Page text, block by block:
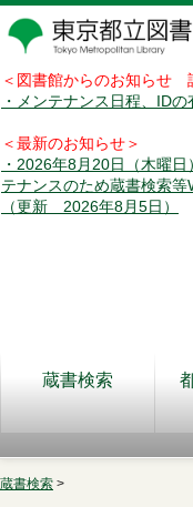
＜図書館からのお知らせ
・メンテナンス日程、ID
＜最新のお知らせ＞
・2026年8月20日（木曜
テナンスのため蔵書検索等
（更新 2026年8月5日）
蔵書検索
蔵書検索 >